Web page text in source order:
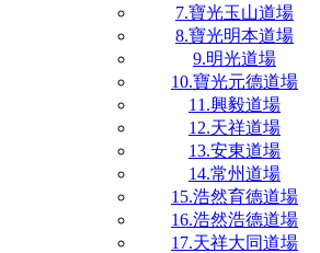
7.寶光玉山道場
8.寶光明本道場
9.明光道場
10.寶光元德道場
11.興毅道場
12.天祥道場
13.安東道場
14.常州道場
15.浩然育德道場
16.浩然浩德道場
17.天祥大同道場